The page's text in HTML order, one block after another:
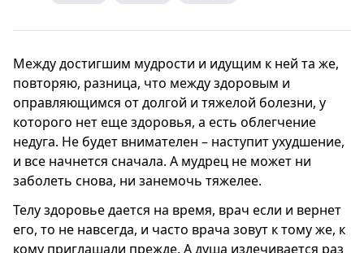
Между достигшим мудрости и идущим к ней та же,
повторяю, разница, что между здоровым и
оправляющимся от долгой и тяжелой болезни, у
которого нет еще здоровья, а есть облегчение
недуга. Не будет внимателен – наступит ухудшение,
и все начнется сначала. А мудрец не может ни
заболеть снова, ни занемочь тяжелее.
Телу здоровье дается на время, врач если и вернет
его, то не навсегда, и часто врача зовут к тому же, к
кому приглашали прежде. А душа излечивается раз